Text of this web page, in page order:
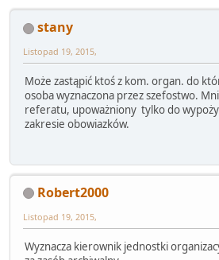
stany
Listopad 19, 2015,
Może zastąpić ktoś z kom. organ. do
osoba wyznaczona przez szefostwo.
referatu, upoważniony tylko do
zakresie obowiazków.
Robert2000
Listopad 19, 2015,
Wyznacza kierownik jednostki